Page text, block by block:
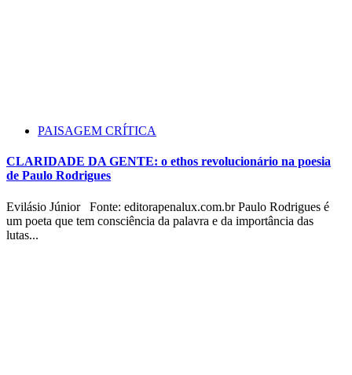
PAISAGEM CRÍTICA
CLARIDADE DA GENTE: o ethos revolucionário na poesia
de Paulo Rodrigues
Evilásio Júnior Fonte: editorapenalux.com.br Paulo Rodrigues é
um poeta que tem consciência da palavra e da importância das
lutas...